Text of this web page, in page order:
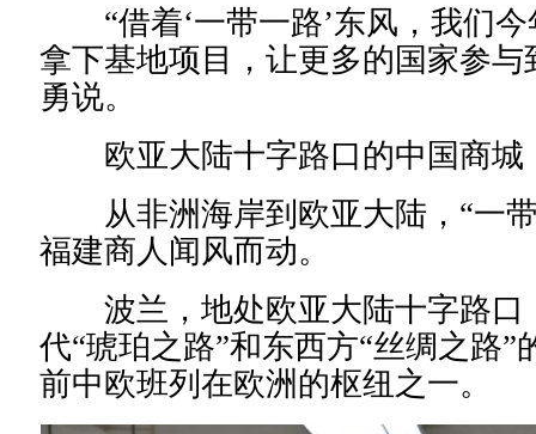
“借着‘一带一路’东风，我们今
拿下基地项目，让更多的国家参与
勇说。
欧亚大陆十字路口的中国商城
从非洲海岸到欧亚大陆，“一带
福建商人闻风而动。
波兰，地处欧亚大陆十字路口
代“琥珀之路”和东西方“丝绸之路”
前中欧班列在欧洲的枢纽之一。